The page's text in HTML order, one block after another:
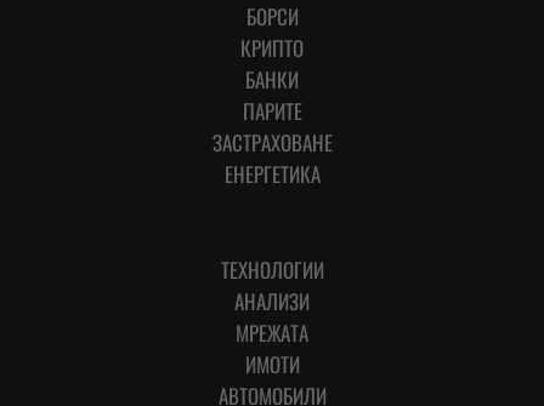
БОРСИ
КРИПТО
БАНКИ
ПАРИТЕ
ЗАСТРАХОВАНЕ
ЕНЕРГЕТИКА
ТЕХНОЛОГИИ
АНАЛИЗИ
МРЕЖАТА
ИМОТИ
АВТОМОБИЛИ